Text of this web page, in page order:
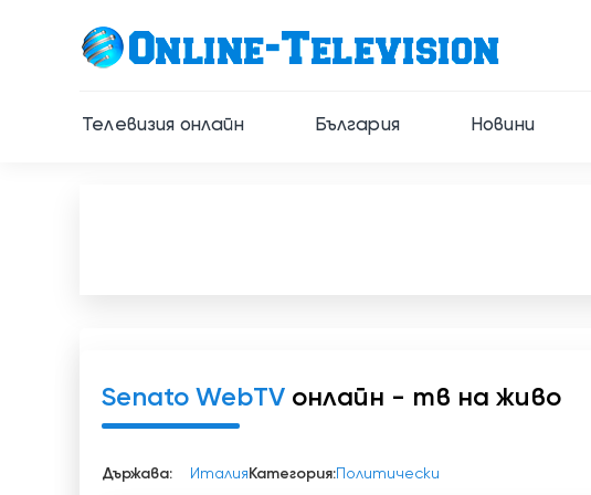
Телевизия онлайн България Новини
Senato WebTV онлайн - тв на живо
Държава: Италия Категория:Политически